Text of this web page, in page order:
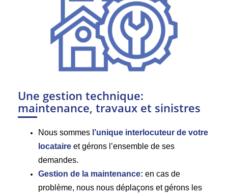
Une gestion technique:
maintenance, travaux et sinistres
Nous sommes l’unique interlocuteur de votre
locataire et gérons l’ensemble de ses
demandes.
Gestion de la maintenance: en cas de
problème, nous nous déplaçons et gérons les